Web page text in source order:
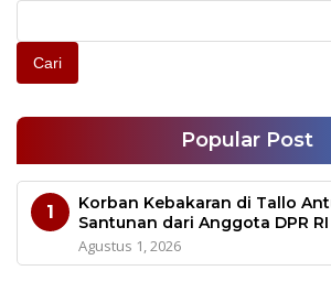
Cari
Popular Post
1
Korban Kebakaran di Tallo
Santunan dari Anggota DPR
Agustus 1, 2026